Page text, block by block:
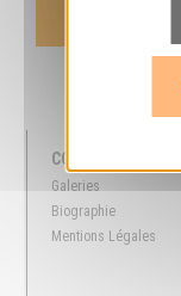
COLLECTION
Galeries
Biographie
Mentions Légales